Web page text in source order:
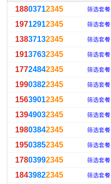
18803712345 筛选套餐
19712912345 筛选套餐
13837132345 筛选套餐
19137632345 筛选套餐
17724842345 筛选套餐
19903822345 筛选套餐
15639012345 筛选套餐
13949032345 筛选套餐
19803842345 筛选套餐
19503852345 筛选套餐
17803992345 筛选套餐
18439822345 筛选套餐